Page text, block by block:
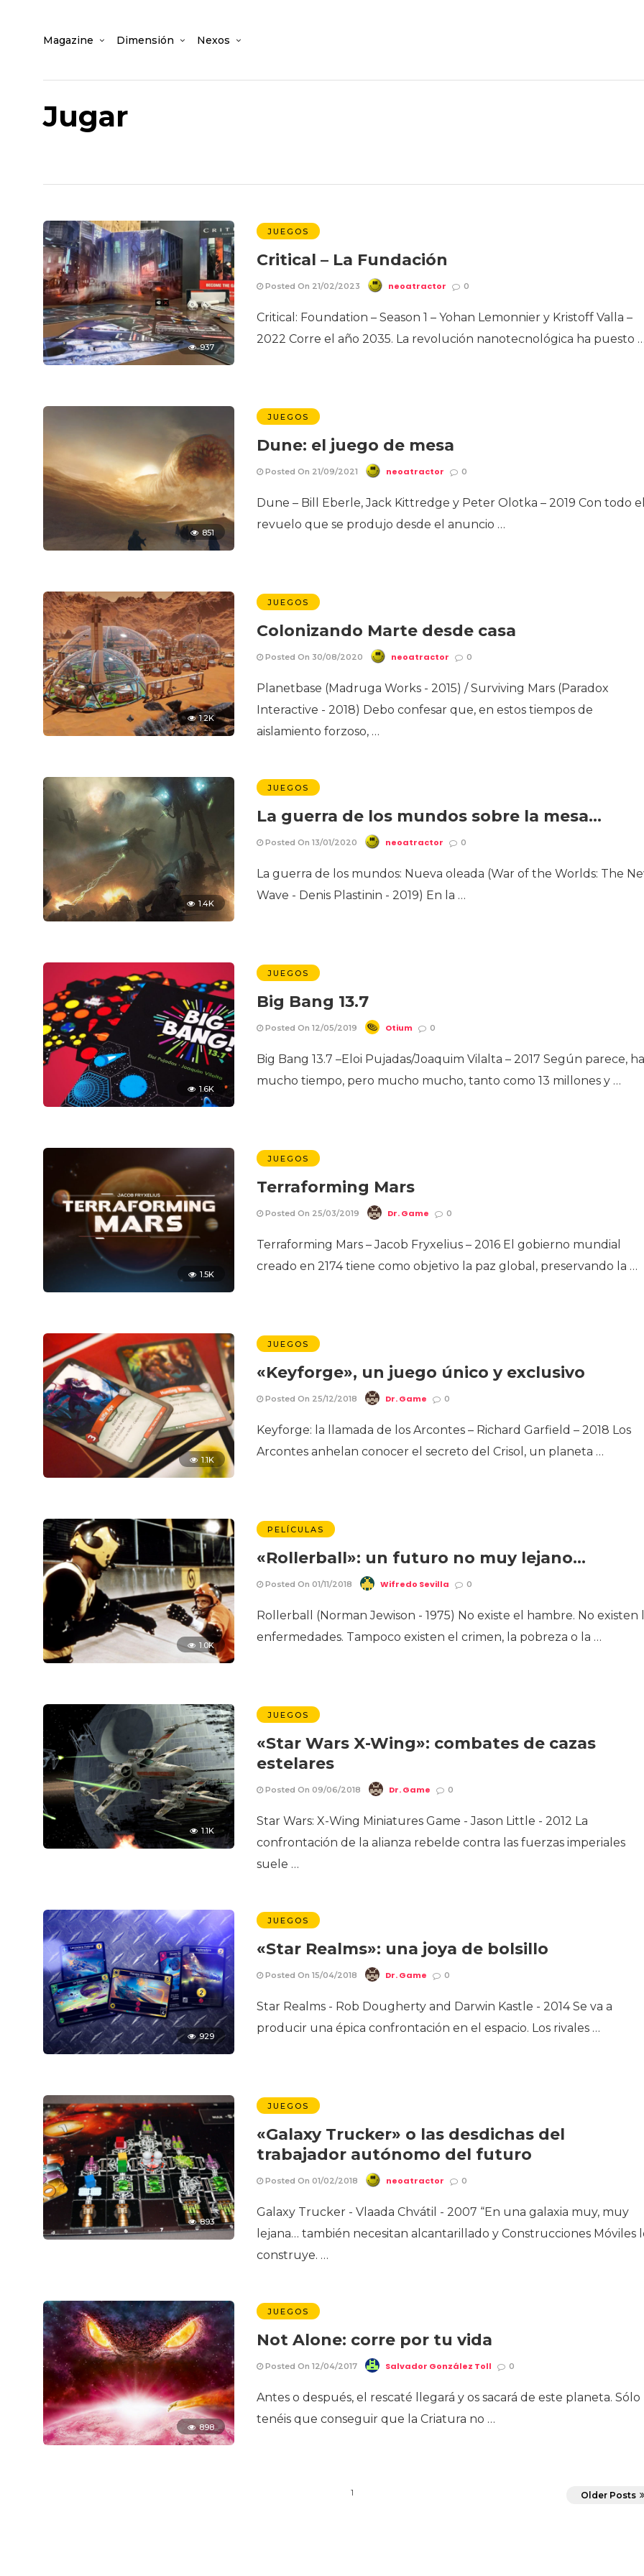
Magazine Dimensión Nexos
Jugar
937
JUEGOS
Critical – La Fundación
Posted On 21/02/2023 neoatractor 0
Critical: Foundation – Season 1 – Yohan Lemonnier y Kristoff Valla –
2022 Corre el año 2035. La revolución nanotecnológica ha puesto
851
JUEGOS
Dune: el juego de mesa
Posted On 21/09/2021 neoatractor 0
Dune – Bill Eberle, Jack Kittredge y Peter Olotka – 2019 Con todo
revuelo que se produjo desde el anuncio …
1.2K
JUEGOS
Colonizando Marte desde casa
Posted On 30/08/2020 neoatractor 0
Planetbase (Madruga Works - 2015) / Surviving Mars (Paradox
Interactive - 2018) Debo confesar que, en estos tiempos de
aislamiento forzoso, …
1.4K
JUEGOS
La guerra de los mundos sobre la mesa…
Posted On 13/01/2020 neoatractor 0
La guerra de los mundos: Nueva oleada (War of the Worlds: The
Wave - Denis Plastinin - 2019) En la …
1.6K
JUEGOS
Big Bang 13.7
Posted On 12/05/2019 Otium 0
Big Bang 13.7 –Eloi Pujadas/Joaquim Vilalta – 2017 Según parece,
mucho tiempo, pero mucho mucho, tanto como 13 millones y …
1.5K
JUEGOS
Terraforming Mars
Posted On 25/03/2019 Dr. Game 0
Terraforming Mars – Jacob Fryxelius – 2016 El gobierno mundial
creado en 2174 tiene como objetivo la paz global, preservando la …
1.1K
JUEGOS
«Keyforge», un juego único y exclusivo
Posted On 25/12/2018 Dr. Game 0
Keyforge: la llamada de los Arcontes – Richard Garfield – 2018 Los
Arcontes anhelan conocer el secreto del Crisol, un planeta …
1.0K
PELÍCULAS
«Rollerball»: un futuro no muy lejano…
Posted On 01/11/2018 Wifredo Sevilla 0
Rollerball (Norman Jewison - 1975) No existe el hambre. No existen
enfermedades. Tampoco existen el crimen, la pobreza o la …
1.1K
JUEGOS
«Star Wars X-Wing»: combates de cazas
estelares
Posted On 09/06/2018 Dr. Game 0
Star Wars: X-Wing Miniatures Game - Jason Little - 2012 La
confrontación de la alianza rebelde contra las fuerzas imperiales
suele …
929
JUEGOS
«Star Realms»: una joya de bolsillo
Posted On 15/04/2018 Dr. Game 0
Star Realms - Rob Dougherty and Darwin Kastle - 2014 Se va a
producir una épica confrontación en el espacio. Los rivales …
893
JUEGOS
«Galaxy Trucker» o las desdichas del
trabajador autónomo del futuro
Posted On 01/02/2018 neoatractor 0
Galaxy Trucker - Vlaada Chvátil - 2007 “En una galaxia muy, muy
lejana… también necesitan alcantarillado y Construcciones Móviles
construye. …
898
JUEGOS
Not Alone: corre por tu vida
Posted On 12/04/2017 Salvador González Toll 0
Antes o después, el rescaté llegará y os sacará de este planeta. Sólo
tenéis que conseguir que la Criatura no …
1 Older Posts